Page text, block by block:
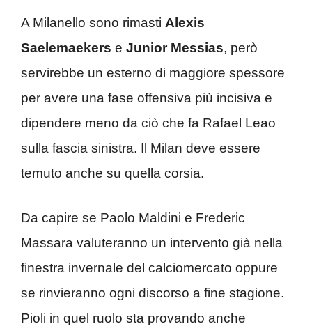
A Milanello sono rimasti Alexis
Saelemaekers e Junior Messias, però
servirebbe un esterno di maggiore spessore
per avere una fase offensiva più incisiva e
dipendere meno da ciò che fa Rafael Leao
sulla fascia sinistra. Il Milan deve essere
temuto anche su quella corsia.
Da capire se Paolo Maldini e Frederic
Massara valuteranno un intervento già nella
finestra invernale del calciomercato oppure
se rinvieranno ogni discorso a fine stagione.
Pioli in quel ruolo sta provando anche